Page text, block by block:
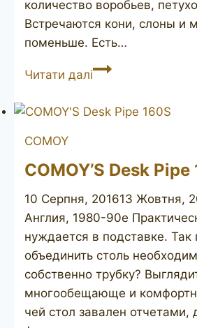
количество воробьев,
Встречаются кони, слоны и
поменьше. Есть…
Читати даліCOMOY’S
Eye
COMOY
COMOY’S Desk Pipe
10 Серпня, 201613 Жовтня,
Англия, 1980-90е
нуждается в подставке.
объединить столь
собственно трубку?
многообещающе и
чей стол завален